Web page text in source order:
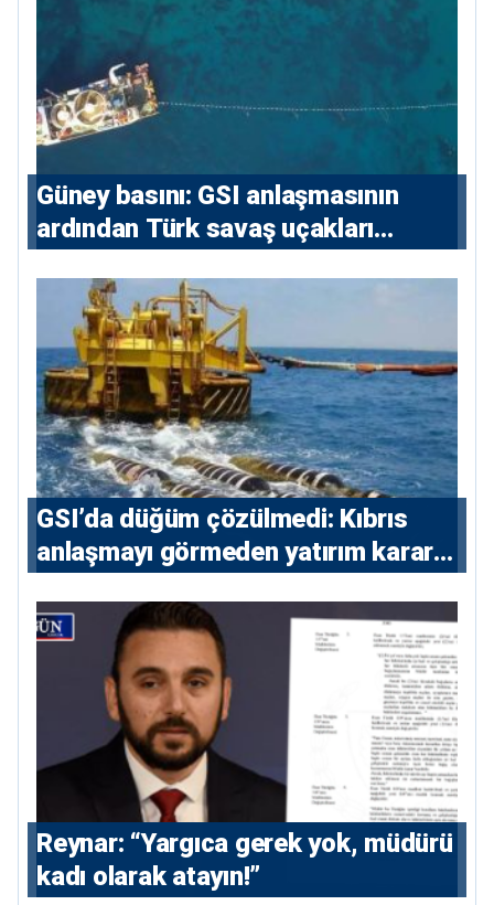
Güney basını: ⁠GSI anlaşmasının
ardından Türk savaş uçakları
GSI’da düğüm çözülmedi: Kıbrıs
anlaşmayı görmeden yatırım kararı
Reynar: “Yargıca gerek yok, müdürü
kadı olarak atayın!”